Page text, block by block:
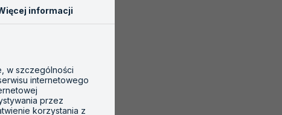
informacji
w szczególności
internetowego
przez
korzystania z